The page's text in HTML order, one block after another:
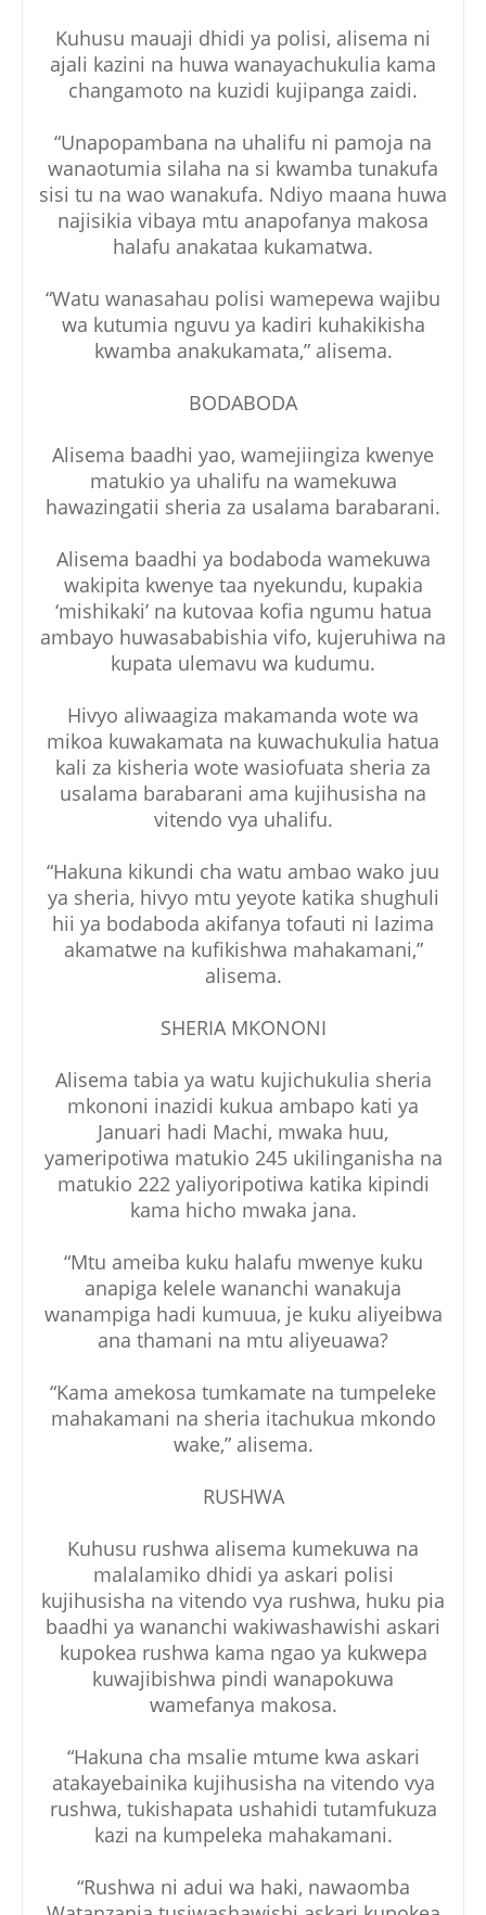
Kuhusu mauaji dhidi ya polisi, alisema ni
ajali kazini na huwa wanayachukulia kama
changamoto na kuzidi kujipanga zaidi.
“Unapopambana na uhalifu ni pamoja na
wanaotumia silaha na si kwamba tunakufa
sisi tu na wao wanakufa. Ndiyo maana huwa
najisikia vibaya mtu anapofanya makosa
halafu anakataa kukamatwa.
“Watu wanasahau polisi wamepewa wajibu
wa kutumia nguvu ya kadiri kuhakikisha
kwamba anakukamata,” alisema.
BODABODA
Alisema baadhi yao, wamejiingiza kwenye
matukio ya uhalifu na wamekuwa
hawazingatii sheria za usalama barabarani.
Alisema baadhi ya bodaboda wamekuwa
wakipita kwenye taa nyekundu, kupakia
‘mishikaki’ na kutovaa kofia ngumu hatua
ambayo huwasababishia vifo, kujeruhiwa na
kupata ulemavu wa kudumu.
Hivyo aliwaagiza makamanda wote wa
mikoa kuwakamata na kuwachukulia hatua
kali za kisheria wote wasiofuata sheria za
usalama barabarani ama kujihusisha na
vitendo vya uhalifu.
“Hakuna kikundi cha watu ambao wako juu
ya sheria, hivyo mtu yeyote katika shughuli
hii ya bodaboda akifanya tofauti ni lazima
akamatwe na kufikishwa mahakamani,”
alisema.
SHERIA MKONONI
Alisema tabia ya watu kujichukulia sheria
mkononi inazidi kukua ambapo kati ya
Januari hadi Machi, mwaka huu,
yameripotiwa matukio 245 ukilinganisha na
matukio 222 yaliyoripotiwa katika kipindi
kama hicho mwaka jana.
“Mtu ameiba kuku halafu mwenye kuku
anapiga kelele wananchi wanakuja
wanampiga hadi kumuua, je kuku aliyeibwa
ana thamani na mtu aliyeuawa?
“Kama amekosa tumkamate na tumpeleke
mahakamani na sheria itachukua mkondo
wake,” alisema.
RUSHWA
Kuhusu rushwa alisema kumekuwa na
malalamiko dhidi ya askari polisi
kujihusisha na vitendo vya rushwa, huku pia
baadhi ya wananchi wakiwashawishi askari
kupokea rushwa kama ngao ya kukwepa
kuwajibishwa pindi wanapokuwa
wamefanya makosa.
“Hakuna cha msalie mtume kwa askari
atakayebainika kujihusisha na vitendo vya
rushwa, tukishapata ushahidi tutamfukuza
kazi na kumpeleka mahakamani.
“Rushwa ni adui wa haki, nawaomba